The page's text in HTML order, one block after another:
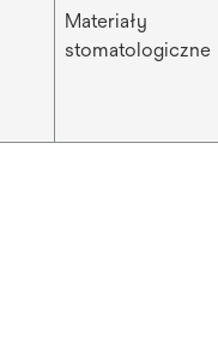
Materiały
stomatologiczne